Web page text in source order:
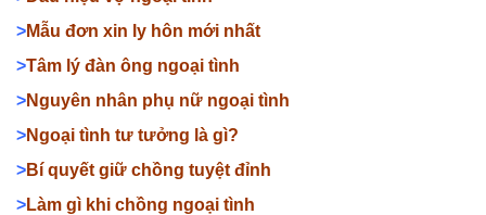
>Mẫu đơn xin ly hôn mới nhất
>Tâm lý đàn ông ngoại tình
>Nguyên nhân phụ nữ ngoại tình
>Ngoại tình tư tưởng là gì?
>Bí quyết giữ chồng tuyệt đỉnh
>Làm gì khi chồng ngoại tình